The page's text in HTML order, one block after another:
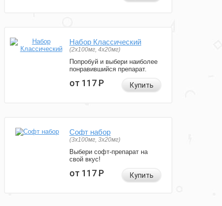
Набор Классический
(2x100мг, 4x20мг)
Попробуй и выбери наиболее
понравившийся препарат.
от 117Р Купить
Софт набор
(3x100мг, 3x20мг)
Выбери софт-препарат на
свой вкус!
от 117Р Купить